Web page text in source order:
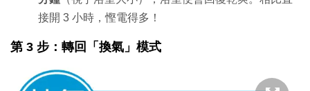
接開 3 小時，慳電得多！
第 3 步：轉回「換氣」模式